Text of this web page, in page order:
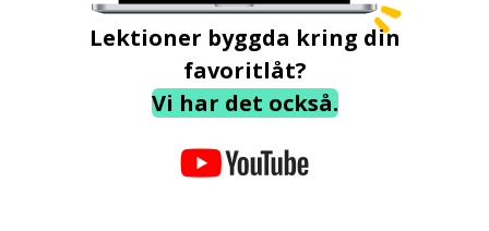
Lektioner byggda kring din
favoritlåt?
Vi har det också.